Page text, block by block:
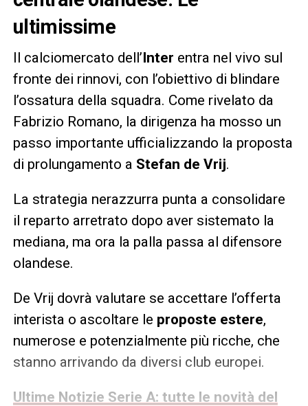
ultimissime
Il calciomercato dell’Inter entra nel vivo sul
fronte dei rinnovi, con l’obiettivo di blindare
l’ossatura della squadra. Come rivelato da
Fabrizio Romano, la dirigenza ha mosso un
passo importante ufficializzando la proposta
di prolungamento a Stefan de Vrij.
La strategia nerazzurra punta a consolidare
il reparto arretrato dopo aver sistemato la
mediana, ma ora la palla passa al difensore
olandese.
De Vrij dovrà valutare se accettare l’offerta
interista o ascoltare le proposte estere,
numerose e potenzialmente più ricche, che
stanno arrivando da diversi club europei.
Ultime Notizie Serie A: tutte le novità del